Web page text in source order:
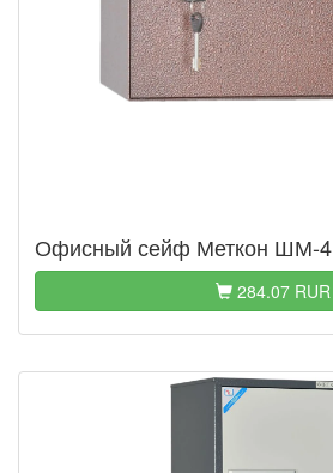
Офисный сейф Меткон ШМ-4
284.07 RUR